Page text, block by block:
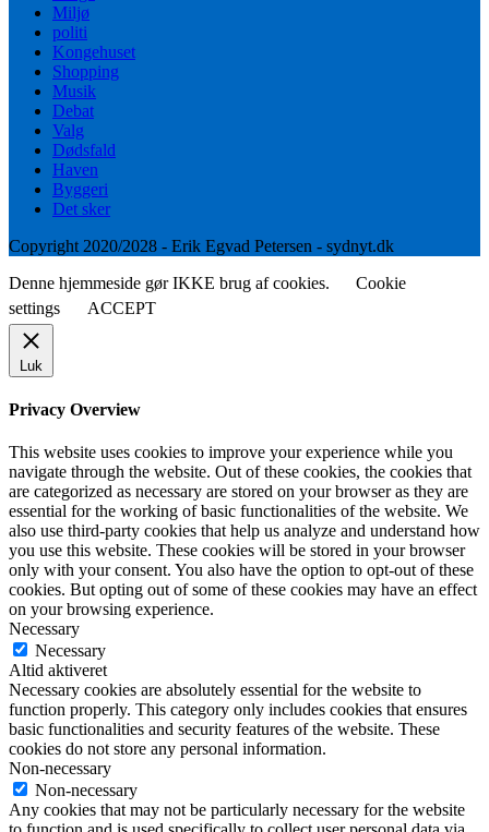
Miljø
politi
Kongehuset
Shopping
Musik
Debat
Valg
Dødsfald
Haven
Byggeri
Det sker
Copyright 2020/2028 - Erik Egvad Petersen - sydnyt.dk
Denne hjemmeside gør IKKE brug af cookies.
Cookie
settings
ACCEPT
Luk
Privacy Overview
This website uses cookies to improve your experience while you
navigate through the website. Out of these cookies, the cookies that
are categorized as necessary are stored on your browser as they are
essential for the working of basic functionalities of the website. We
also use third-party cookies that help us analyze and understand how
you use this website. These cookies will be stored in your browser
only with your consent. You also have the option to opt-out of these
cookies. But opting out of some of these cookies may have an effect
on your browsing experience.
Necessary
Necessary
Altid aktiveret
Necessary cookies are absolutely essential for the website to
function properly. This category only includes cookies that ensures
basic functionalities and security features of the website. These
cookies do not store any personal information.
Non-necessary
Non-necessary
Any cookies that may not be particularly necessary for the website